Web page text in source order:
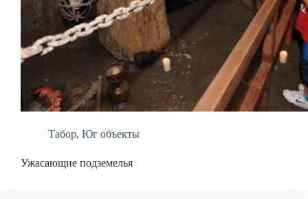
Табор, Юг объекты
Ужасающие подземелья